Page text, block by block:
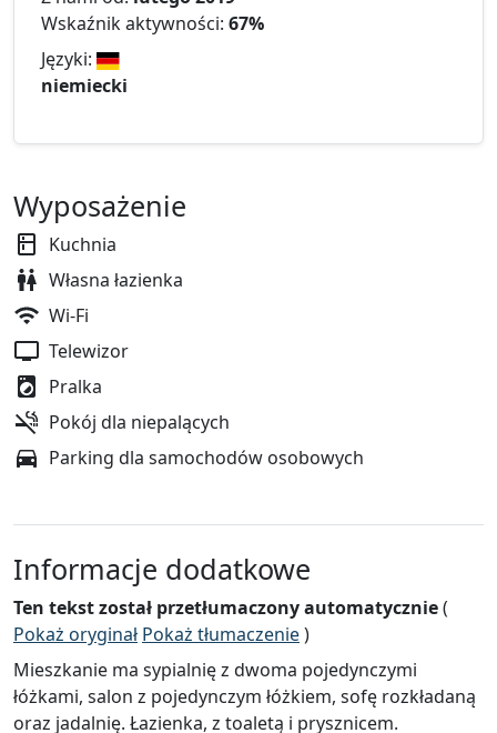
Wskaźnik aktywności: 67%
Języki:
niemiecki
Wyposażenie
Kuchnia
Własna łazienka
Wi-Fi
Telewizor
Pralka
Pokój dla niepalących
Parking dla samochodów osobowych
Informacje dodatkowe
Ten tekst został przetłumaczony automatycznie(
Pokaż oryginał Pokaż tłumaczenie)
Mieszkanie ma sypialnię z dwoma pojedynczymi
łóżkami, salon z pojedynczym łóżkiem, sofę rozkładaną
oraz jadalnię. Łazienka, z toaletą i prysznicem.